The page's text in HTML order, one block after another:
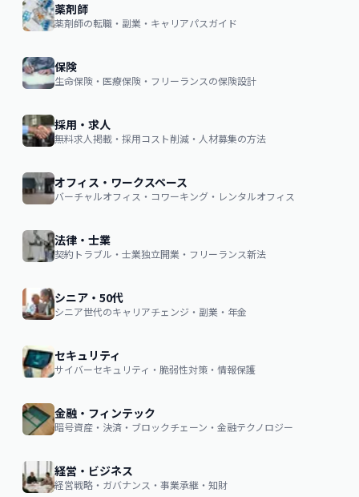
薬剤師
薬剤師の転職・副業・キャリアパスガイド
保険
生命保険・医療保険・フリーランスの保険設計
採用・求人
無料求人掲載・採用コスト削減・人材募集の方法
オフィス・ワークスペース
バーチャルオフィス・コワーキング・レンタルオフィス
法律・士業
契約トラブル・士業独立開業・フリーランス新法
シニア・50代
シニア世代のキャリアチェンジ・副業・年金
セキュリティ
サイバーセキュリティ・脆弱性対策・情報保護
金融・フィンテック
暗号資産・決済・ブロックチェーン・金融テクノロジー
経営・ビジネス
経営戦略・ガバナンス・事業承継・知財